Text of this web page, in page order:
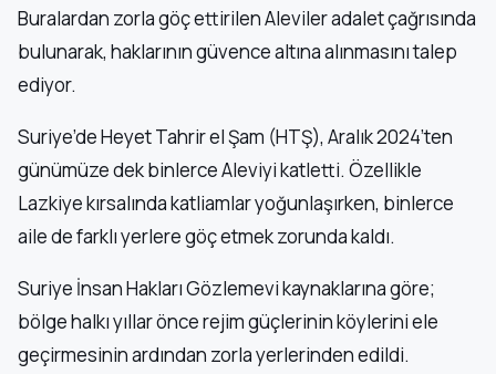
Buralardan zorla göç ettirilen Aleviler adalet çağrısında
bulunarak, haklarının güvence altına alınmasını talep
ediyor.
Suriye’de Heyet Tahrir el Şam (HTŞ), Aralık 2024’ten
günümüze dek binlerce Aleviyi katletti. Özellikle
Lazkiye kırsalında katliamlar yoğunlaşırken, binlerce
aile de farklı yerlere göç etmek zorunda kaldı.
Suriye İnsan Hakları Gözlemevi kaynaklarına göre;
bölge halkı yıllar önce rejim güçlerinin köylerini ele
geçirmesinin ardından zorla yerlerinden edildi.